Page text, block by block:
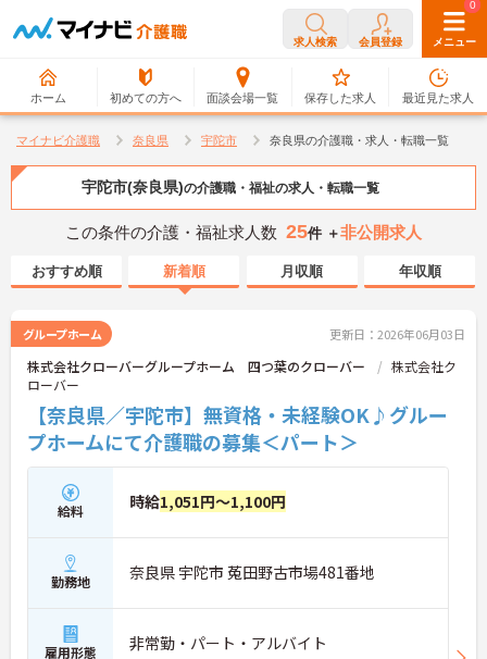
求人検索 会員登録 メニュー
ホーム 初めての方へ 面談会場一覧
0
保存した求人
0
最近見た求人
マイナビ介護職 奈良県 宇陀市 奈良県の介護職・求人・転職一覧
宇陀市(奈良県)の介護職・福祉の求人・転職一覧
この条件の介護・福祉求人数 25件 ＋非公開求人
おすすめ順 新着順 月収順 年収順
グループホーム 更新日：2026年06月03日
株式会社クローバーグループホーム 四つ葉のクローバー
株式会社ク
ローバー
【奈良県／宇陀市】無資格・未経験OK♪グルー
プホームにて介護職の募集＜パート＞
給料 時給1,051円～1,100円
勤務地 奈良県 宇陀市 菟田野古市場481番地
雇用形態 非常勤・パート・アルバイト